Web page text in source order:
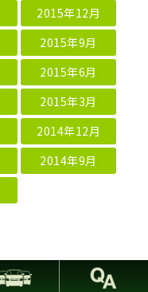
2015年12月
2015年9月
2015年6月
2015年3月
2014年12月
2014年9月